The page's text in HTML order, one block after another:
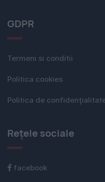
GDPR
Termeni si conditii
Politica cookies
Politica de
Rețele sociale
facebook